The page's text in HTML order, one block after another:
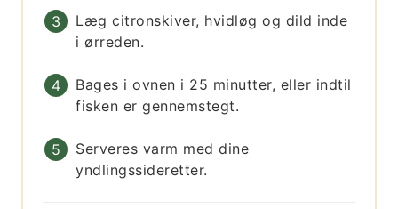
Læg citronskiver, hvidløg og dild inde
i ørreden.
Bages i ovnen i 25 minutter, eller indtil
fisken er gennemstegt.
Serveres varm med dine
yndlingssideretter.